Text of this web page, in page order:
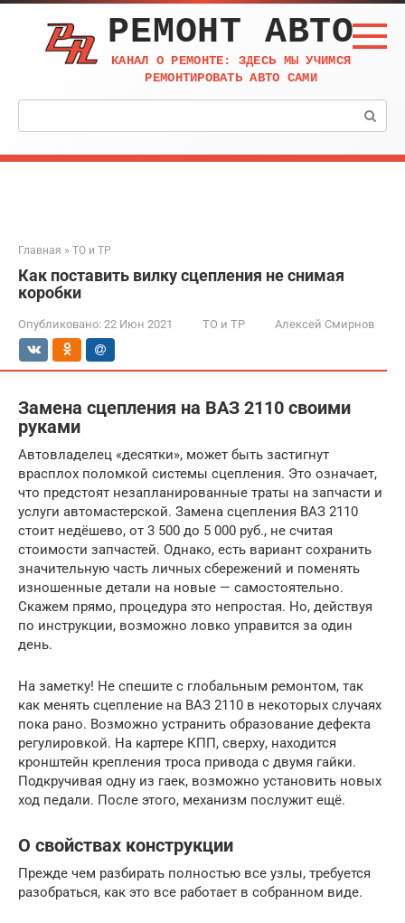
Перейти
контенту
РЕМОНТ АВТО
КАНАЛ О РЕМОНТЕ: ЗДЕСЬ МЫ УЧИМСЯ
РЕМОНТИРОВАТЬ АВТО САМИ
Поиск:
Главная » ТО и ТР
Как поставить вилку сцепления не снимая
коробки
Опубликовано: 22 Июн 2021 ТО и ТР Алексей Смирнов
Замена сцепления на ВАЗ 2110 своими
руками
Автовладелец «десятки», может быть застигнут
врасплох поломкой системы сцепления. Это означает,
что предстоят незапланированные траты на запчасти и
услуги автомастерской. Замена сцепления ВАЗ 2110
стоит недёшево, от 3 500 до 5 000 руб., не считая
стоимости запчастей. Однако, есть вариант сохранить
значительную часть личных сбережений и поменять
изношенные детали на новые — самостоятельно.
Скажем прямо, процедура это непростая. Но, действуя
по инструкции, возможно ловко управится за один
день.
На заметку! Не спешите с глобальным ремонтом, так
как менять сцепление на ВАЗ 2110 в некоторых случаях
пока рано. Возможно устранить образование дефекта
регулировкой. На картере КПП, сверху, находится
кронштейн крепления троса привода с двумя гайки.
Подкручивая одну из гаек, возможно установить новых
ход педали. После этого, механизм послужит ещё.
О свойствах конструкции
Прежде чем разбирать полностью все узлы, требуется
разобраться, как это все работает в собранном виде.